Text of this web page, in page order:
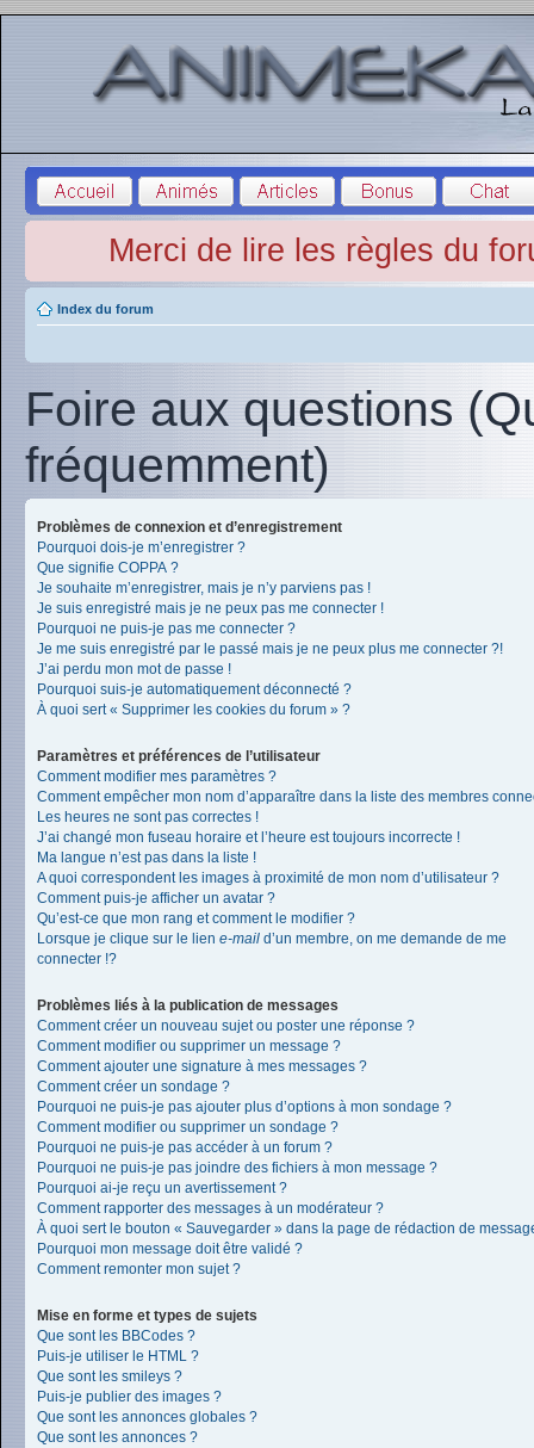
Merci de lire les règles du
Index du forum
Foire aux questions
fréquemment)
Problèmes de connexion et d’enregistrement
Pourquoi dois-je m’enregistrer ?
Que signifie COPPA ?
Je souhaite m’enregistrer, mais je n’y parviens pas !
Je suis enregistré mais je ne peux pas me connecter !
Pourquoi ne puis-je pas me connecter ?
Je me suis enregistré par le passé mais je ne peux plus me connecter ?!
J’ai perdu mon mot de passe !
Pourquoi suis-je automatiquement déconnecté ?
À quoi sert « Supprimer les cookies du forum » ?
Paramètres et préférences de l’utilisateur
Comment modifier mes paramètres ?
Comment empêcher mon nom d’apparaître dans la liste des membres
Les heures ne sont pas correctes !
J’ai changé mon fuseau horaire et l’heure est toujours incorrecte !
Ma langue n’est pas dans la liste !
A quoi correspondent les images à proximité de mon nom d’utilisateur ?
Comment puis-je afficher un avatar ?
Qu’est-ce que mon rang et comment le modifier ?
Lorsque je clique sur le lien e-mail d’un membre, on me demande de me
connecter !?
Problèmes liés à la publication de messages
Comment créer un nouveau sujet ou poster une réponse ?
Comment modifier ou supprimer un message ?
Comment ajouter une signature à mes messages ?
Comment créer un sondage ?
Pourquoi ne puis-je pas ajouter plus d’options à mon sondage ?
Comment modifier ou supprimer un sondage ?
Pourquoi ne puis-je pas accéder à un forum ?
Pourquoi ne puis-je pas joindre des fichiers à mon message ?
Pourquoi ai-je reçu un avertissement ?
Comment rapporter des messages à un modérateur ?
À quoi sert le bouton « Sauvegarder » dans la page de rédaction de
Pourquoi mon message doit être validé ?
Comment remonter mon sujet ?
Mise en forme et types de sujets
Que sont les BBCodes ?
Puis-je utiliser le HTML ?
Que sont les smileys ?
Puis-je publier des images ?
Que sont les annonces globales ?
Que sont les annonces ?